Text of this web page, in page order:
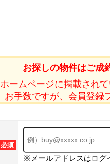
お探しの物件はご成
ホームページに掲載され
お手数ですが、会員登録
必須
※メールアドレスはログ